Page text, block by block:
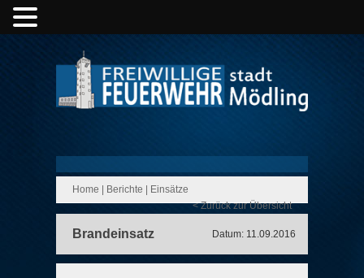
Home Berichte
Einsätze
< Zurück zur Übersicht
Brandeinsatz Datum: 11.09.2016